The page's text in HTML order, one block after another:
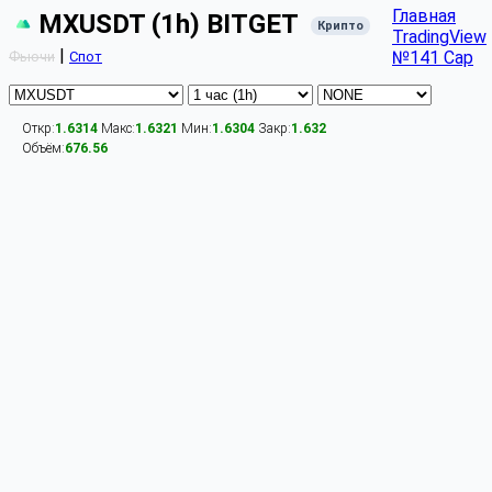
MXUSDT (1h) BITGET Крипто
Фьючи | Спот
Главная
TradingView
№141 Cap
Откр:1.6314 Макс:1.6321 Мин:1.6304 Закр:1.632
Объём:676.56